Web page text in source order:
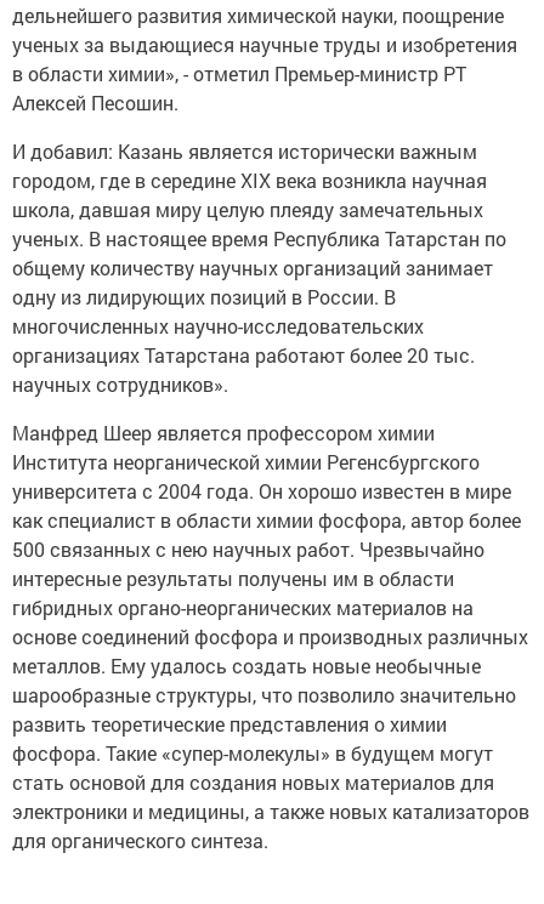
развитие науки. Они были не только выдающимися
химиками, почти сто лет возглавлявшими казанскую
химическую школу, но и блестящими общественными
деятелями. Основными идеями учреждения
международной Арбузовской премии в области
фосфорорганической химии являются популяризация
дельнейшего развития химической науки, поощрение
ученых за выдающиеся научные труды и изобретения
в области химии», - отметил Премьер-министр РТ
И добавил: Казань является исторически важным
городом, где в середине XIX века возникла научная
школа, давшая миру целую плеяду замечательных
ученых. В настоящее время Республика Татарстан по
общему количеству научных организаций занимает
одну из лидирующих позиций в России. В
многочисленных научно-исследовательских
организациях Татарстана работают более 20 тыс.
научных сотрудников».
Манфред Шеер является профессором химии
Института неорганической химии Регенсбургского
университета с 2004 года. Он хорошо известен в мире
как специалист в области химии фосфора, автор более